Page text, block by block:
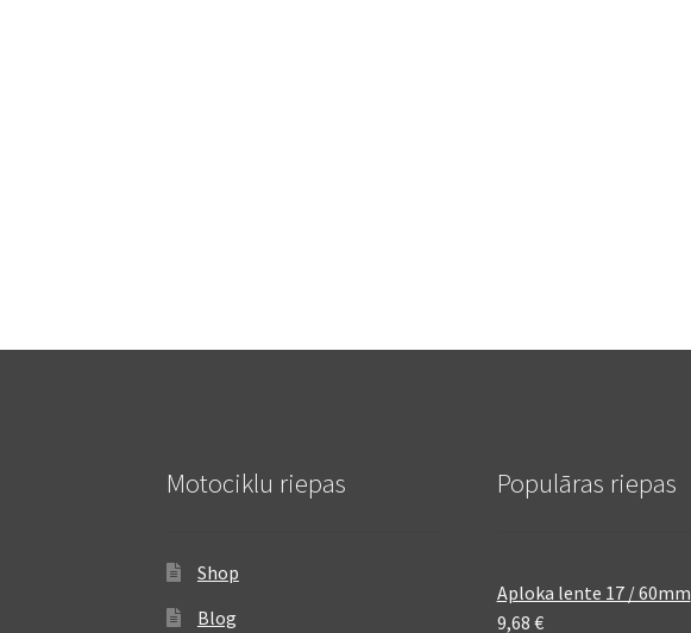
Motociklu riepas
Shop
Blog
Populāras riepas
Aploka lente 17 / 60mm
9,68 €